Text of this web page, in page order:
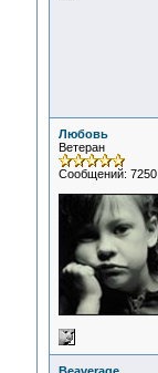
Любовь
Ветеран
Сообщений: 7250